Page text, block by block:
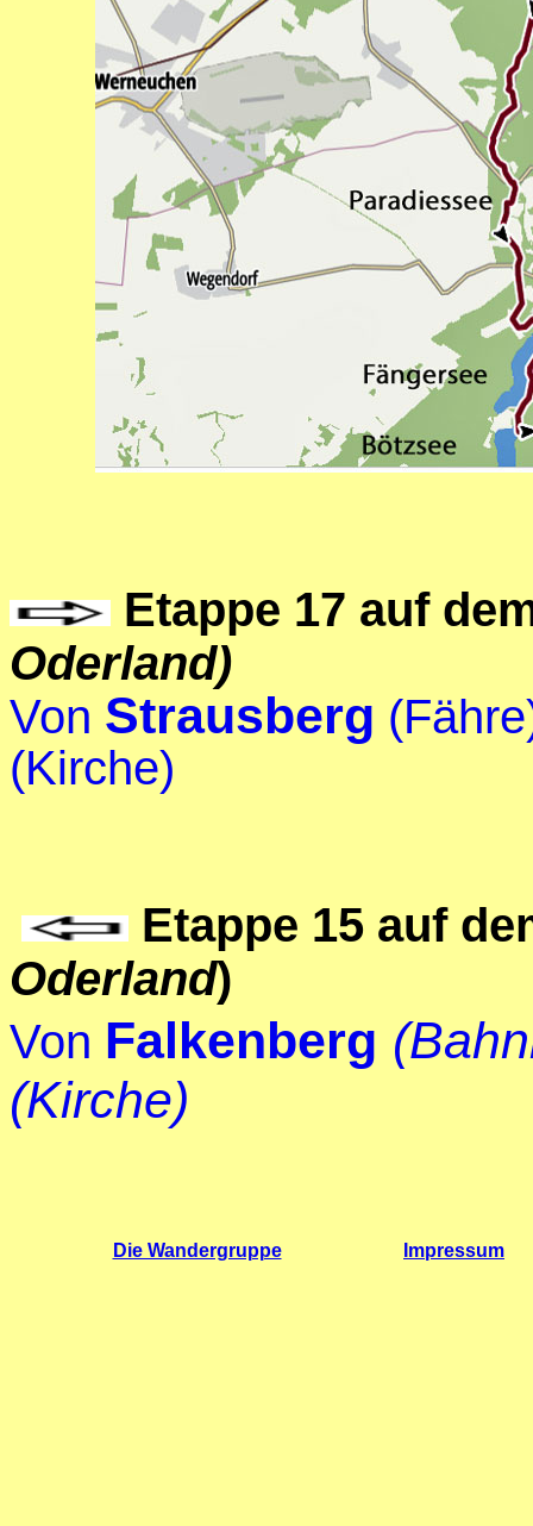
Etappe 17 auf
Oderland)
Von Strausberg
(Kirche)
Etappe 15 auf
Oderland)
Von Falkenberg
(Kirche)
Die Wandergruppe Impressum